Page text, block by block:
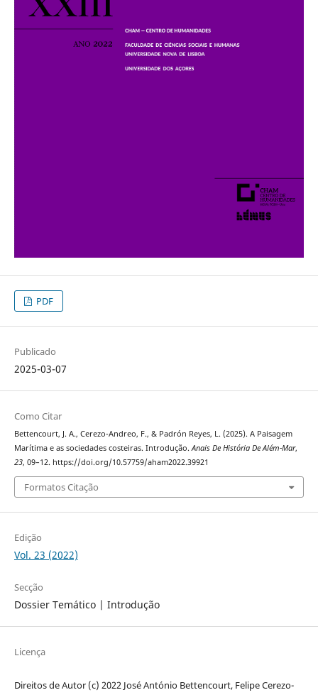
PDF
Publicado
2025-03-07
Como Citar
Bettencourt, J. A., Cerezo-Andreo, F., & Padrón Reyes, L. (2025). A Paisagem
Marítima e as sociedades costeiras. Introdução. Anais De História De Além-Mar,
23, 09–12. https://doi.org/10.57759/aham2022.39921
Formatos Citação
Edição
Vol. 23 (2022)
Secção
Dossier Temático | Introdução
Licença
Direitos de Autor (c) 2022 José António Bettencourt, Felipe Cerezo-